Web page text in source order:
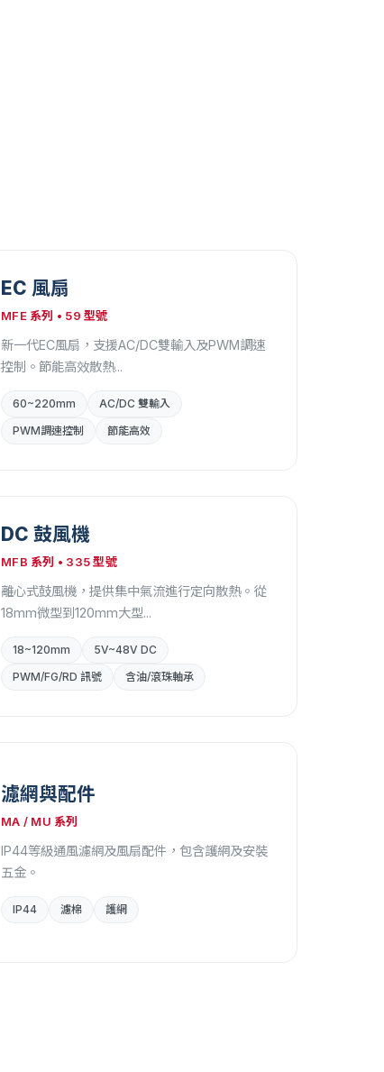
EC 風扇
MFE 系列 • 59 型號
新一代EC風扇，支援AC/DC雙輸入及PWM調速
控制。節能高效散熱...
60~220mm
AC/DC 雙輸入
PWM調速控制
節能高效
DC 鼓風機
MFB 系列 • 335 型號
離心式鼓風機，提供集中氣流進行定向散熱。從
18mm微型到120mm大型...
18~120mm
5V~48V DC
PWM/FG/RD 訊號
含油/滾珠軸承
濾網與配件
MA / MU 系列
IP44等級通風濾網及風扇配件，包含護網及安裝
五金。
IP44 濾棉 護網